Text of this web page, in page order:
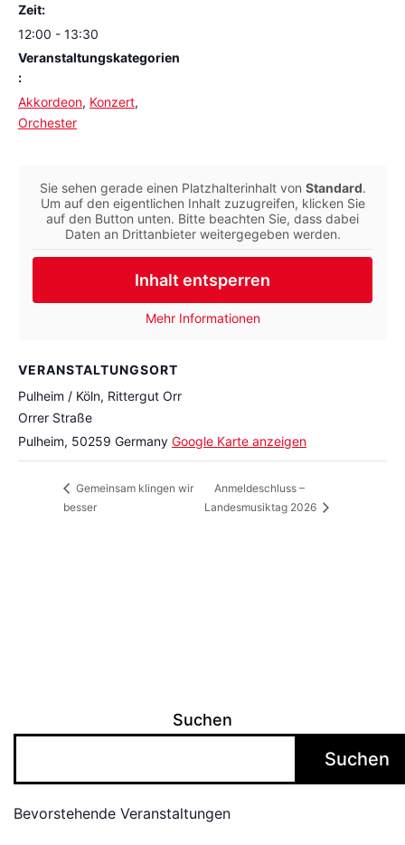
Zeit:
12:00 - 13:30
Veranstaltungskategorien
:
Akkordeon, Konzert,
Orchester
VERANSTALTUNGSORT
Pulheim / Köln, Rittergut Orr
Orrer Straße
Pulheim, 50259 Germany Google Karte anzeigen
Sie sehen gerade einen Platzhalterinhalt von Standard.
Um auf den eigentlichen Inhalt zuzugreifen, klicken Sie
auf den Button unten. Bitte beachten Sie, dass dabei
Daten an Drittanbieter weitergegeben werden.
Inhalt entsperren
Mehr Informationen
Gemeinsam klingen wir
besser
Anmeldeschluss –
Landesmusiktag 2026
Suchen
Suchen
Bevorstehende Veranstaltungen